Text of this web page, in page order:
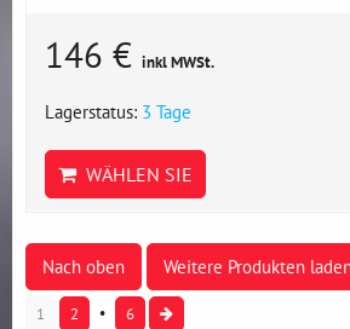
146 € inkl MWSt.
Lagerstatus: 3 Tage
WÄHLEN SIE
Nach oben Weitere Produkten
1 2 6